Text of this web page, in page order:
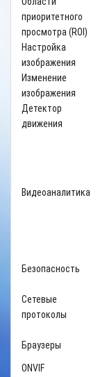
приоритетного
просмотра (ROI)
Настройка
изображения
Изменение
изображения
Детектор
движения
Видеоаналитика
Безопасность
Сетевые
протоколы
Браузеры
ONVIF